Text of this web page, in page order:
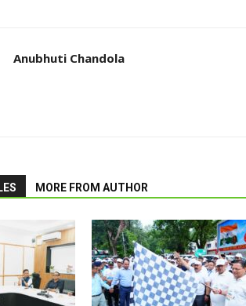
Anubhuti Chandola
MORE FROM AUTHOR